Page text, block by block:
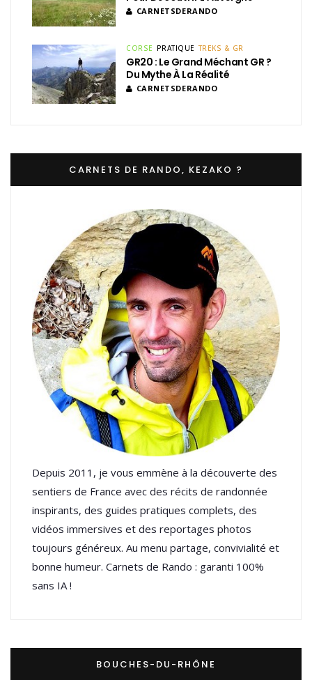
CARNETSDERANDO
CORSE PRATIQUE TREKS & GR
GR20 : Le Grand Méchant GR ?
Du Mythe À La Réalité
CARNETSDERANDO
CARNETS DE RANDO, KEZAKO ?
Depuis 2011, je vous emmène à la découverte des
sentiers de France avec des récits de randonnée
inspirants, des guides pratiques complets, des
vidéos immersives et des reportages photos
toujours généreux. Au menu partage, convivialité et
bonne humeur. Carnets de Rando : garanti 100%
sans IA !
BOUCHES-DU-RHÔNE